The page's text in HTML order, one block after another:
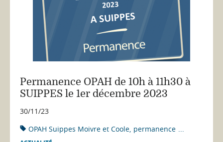
Permanence OPAH de 10h à 11h30 à
SUIPPES le 1er décembre 2023
30/11/23
OPAH Suippes Moivre et Coole permanence ...